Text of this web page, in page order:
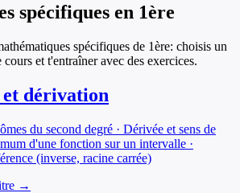
spécifiques en 1ère
spécifiques de 1ère: choisis un
et t'entraîner avec des exercices.
dérivation
du second degré · Dérivée et sens de
d'une fonction sur un intervalle ·
(inverse, racine carrée)
→